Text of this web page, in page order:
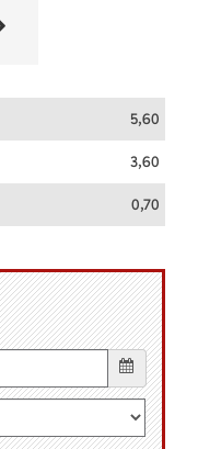
5,60
3,60
0,70